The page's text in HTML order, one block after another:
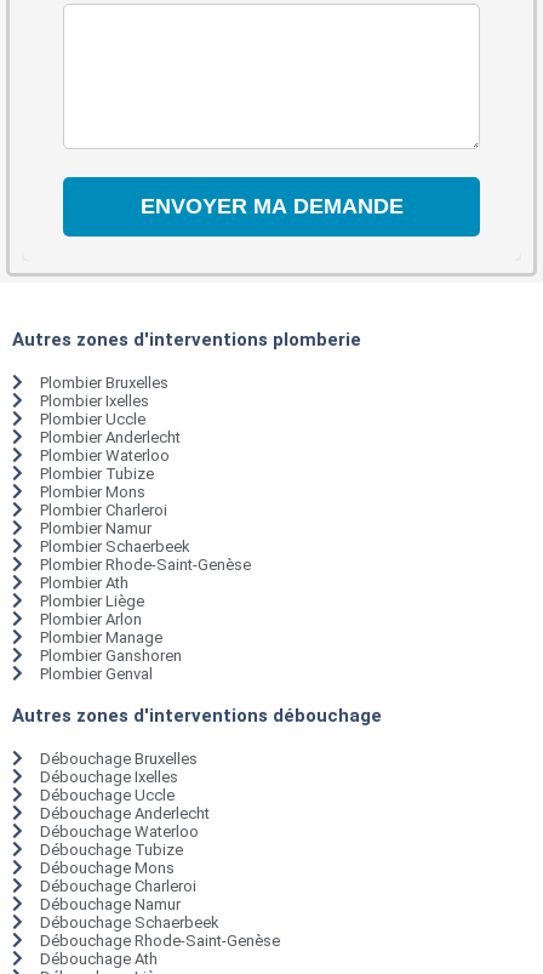
Autres zones d'interventions plomberie
Plombier Bruxelles
Plombier Ixelles
Plombier Uccle
Plombier Anderlecht
Plombier Waterloo
Plombier Tubize
Plombier Mons
Plombier Charleroi
Plombier Namur
Plombier Schaerbeek
Plombier Rhode-Saint-Genèse
Plombier Ath
Plombier Liège
Plombier Arlon
Plombier Manage
Plombier Ganshoren
Plombier Genval
Autres zones d'interventions débouchage
Débouchage Bruxelles
Débouchage Ixelles
Débouchage Uccle
Débouchage Anderlecht
Débouchage Waterloo
Débouchage Tubize
Débouchage Mons
Débouchage Charleroi
Débouchage Namur
Débouchage Schaerbeek
Débouchage Rhode-Saint-Genèse
Débouchage Ath